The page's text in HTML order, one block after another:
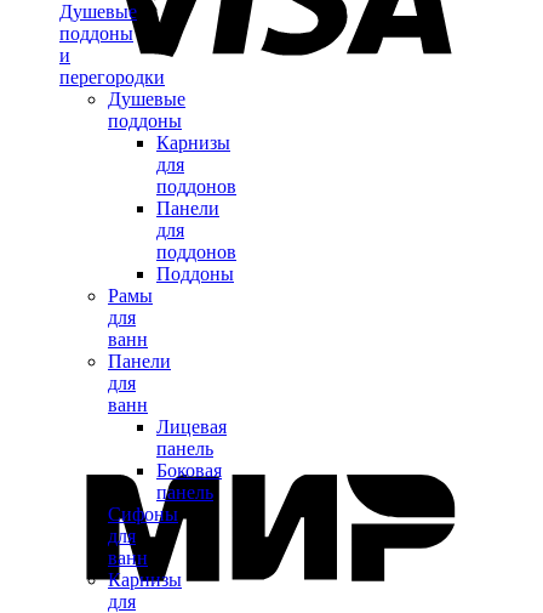
Душевые
поддоны
и
перегородки
Душевые
поддоны
Карнизы
для
поддонов
Панели
для
поддонов
Поддоны
Рамы
для
ванн
Панели
для
ванн
Лицевая
панель
Боковая
панель
Сифоны
для
ванн
Карнизы
для